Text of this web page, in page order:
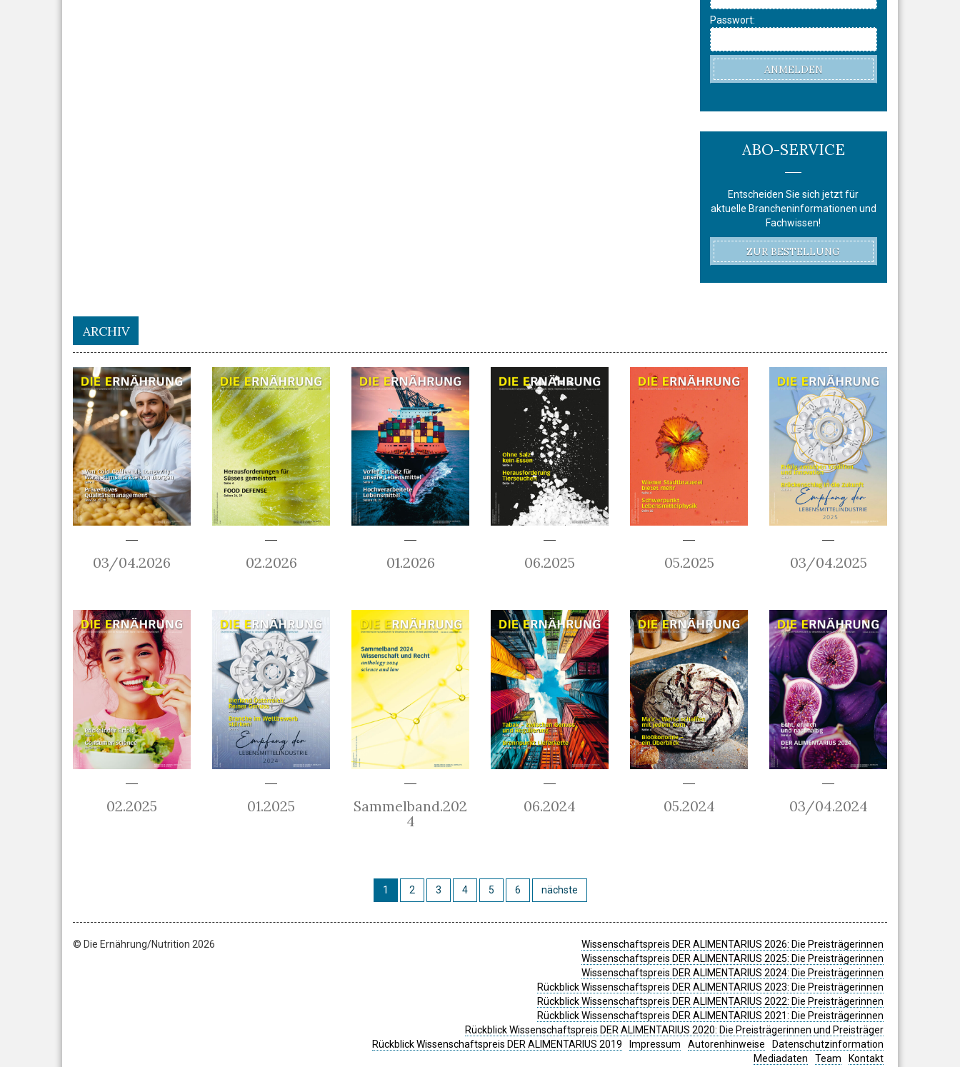
Passwort:
ANMELDEN
ABO-SERVICE
Entscheiden Sie sich jetzt für
aktuelle Brancheninformationen und
Fachwissen!
ZUR BESTELLUNG
ARCHIV
03/04.2026 02.2026 01.2026 06.2025 05.2025 03/04.2025
02.2025 01.2025
Sammelband.202
4
06.2024 05.2024 03/04.2024
1 2 3 4 5 6 nächste
© Die Ernährung/Nutrition 2026
Wissenschaftspreis DER ALIMENTARIUS 2026: Die Preisträgerinnen
Wissenschaftspreis DER ALIMENTARIUS 2025: Die Preisträgerinnen
Wissenschaftspreis DER ALIMENTARIUS 2024: Die Preisträgerinnen
Rückblick Wissenschaftspreis DER ALIMENTARIUS 2023: Die Preisträgerinnen
Rückblick Wissenschaftspreis DER ALIMENTARIUS 2022: Die Preisträgerinnen
Rückblick Wissenschaftspreis DER ALIMENTARIUS 2021: Die Preisträgerinnen
Rückblick Wissenschaftspreis DER ALIMENTARIUS 2020: Die Preisträgerinnen und Preisträger
Rückblick Wissenschaftspreis DER ALIMENTARIUS 2019
Impressum Autorenhinweise
Datenschutzinformation
Mediadaten
Team Kontakt